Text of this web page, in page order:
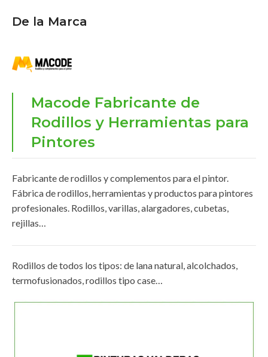
De la Marca
Macode Fabricante de
Rodillos y Herramientas para
Pintores
Fabricante de rodillos y complementos para el pintor.
Fábrica de rodillos, herramientas y productos para pintores
profesionales. Rodillos, varillas, alargadores, cubetas,
rejillas…
Rodillos de todos los tipos: de lana natural, alcolchados,
termofusionados, rodillos tipo case…